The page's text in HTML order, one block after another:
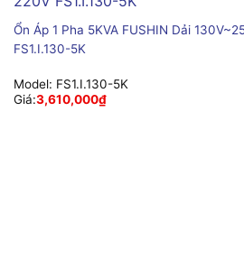
Ổn Áp 1 Pha 5KVA FUSHIN Dải
FS1.I.130-5K
Model: FS1.I.130-5K
Giá:3,610,000₫